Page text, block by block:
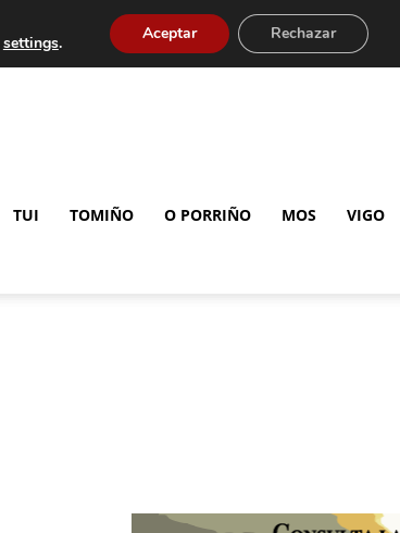
TUI TOMIÑO O PORRIÑO MOS VIGO
settings. Aceptar Rechazar